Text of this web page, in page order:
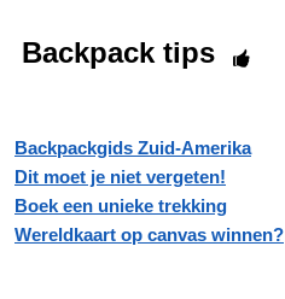
Backpack tips
Backpackgids Zuid-Amerika
Dit moet je niet vergeten!
Boek een unieke trekking
Wereldkaart op canvas winnen?